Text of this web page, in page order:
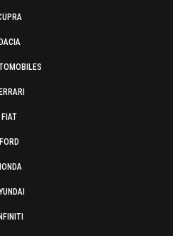
DACIA
FIAT
FORD
INFINITI